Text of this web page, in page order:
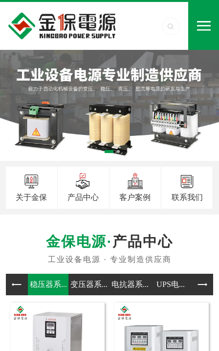
关于金保 产品中心 客户案例 联系我们
产品中心
稳压器系... 变压器系... 电抗器系... UPS电... 电源